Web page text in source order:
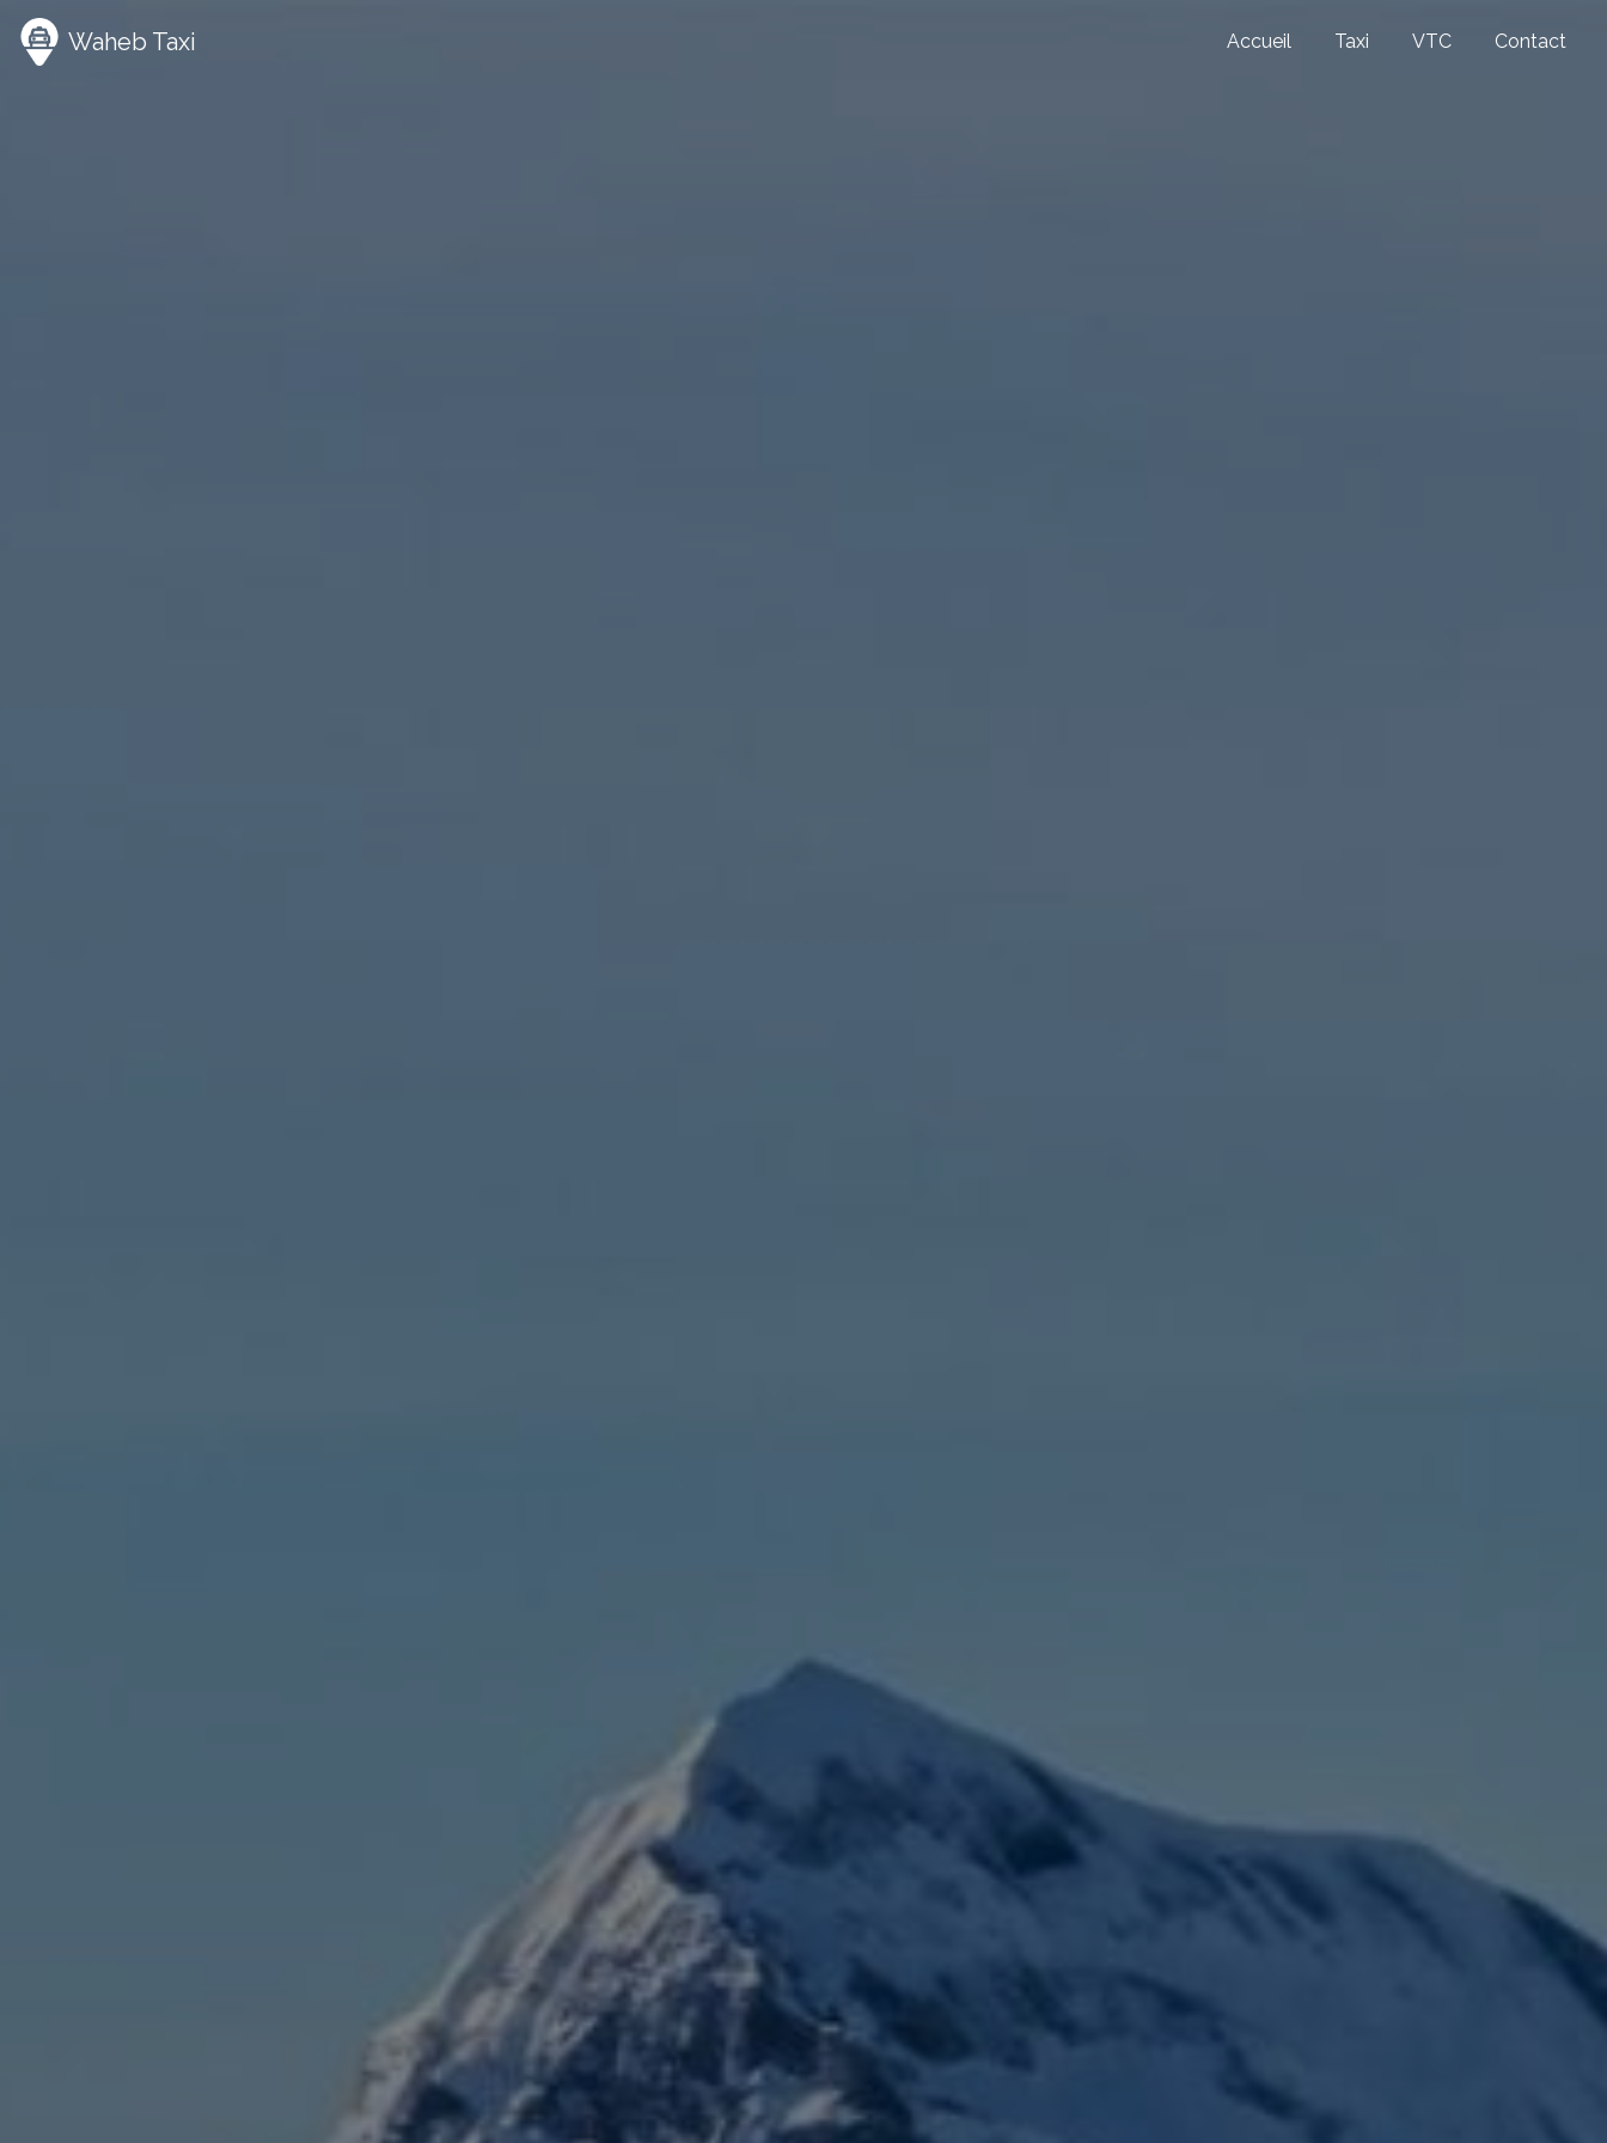
Waheb Taxi Accueil Taxi VTC Contact
Panneau de gestion des cookies